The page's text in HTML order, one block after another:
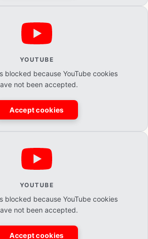
YOUTUBE
blocked because YouTube cookies
not been accepted.
Accept cookies
YOUTUBE
blocked because YouTube cookies
not been accepted.
Accept cookies